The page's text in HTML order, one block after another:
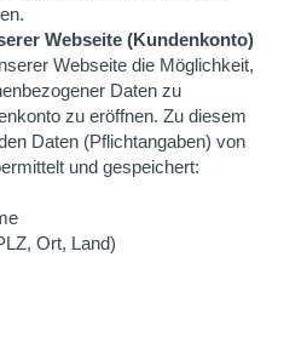
Webseite (Kundenkonto)
Webseite die Möglichkeit,
Daten zu
zu eröffnen. Zu diesem
Daten (Pflichtangaben) von
und gespeichert:
Ort, Land)